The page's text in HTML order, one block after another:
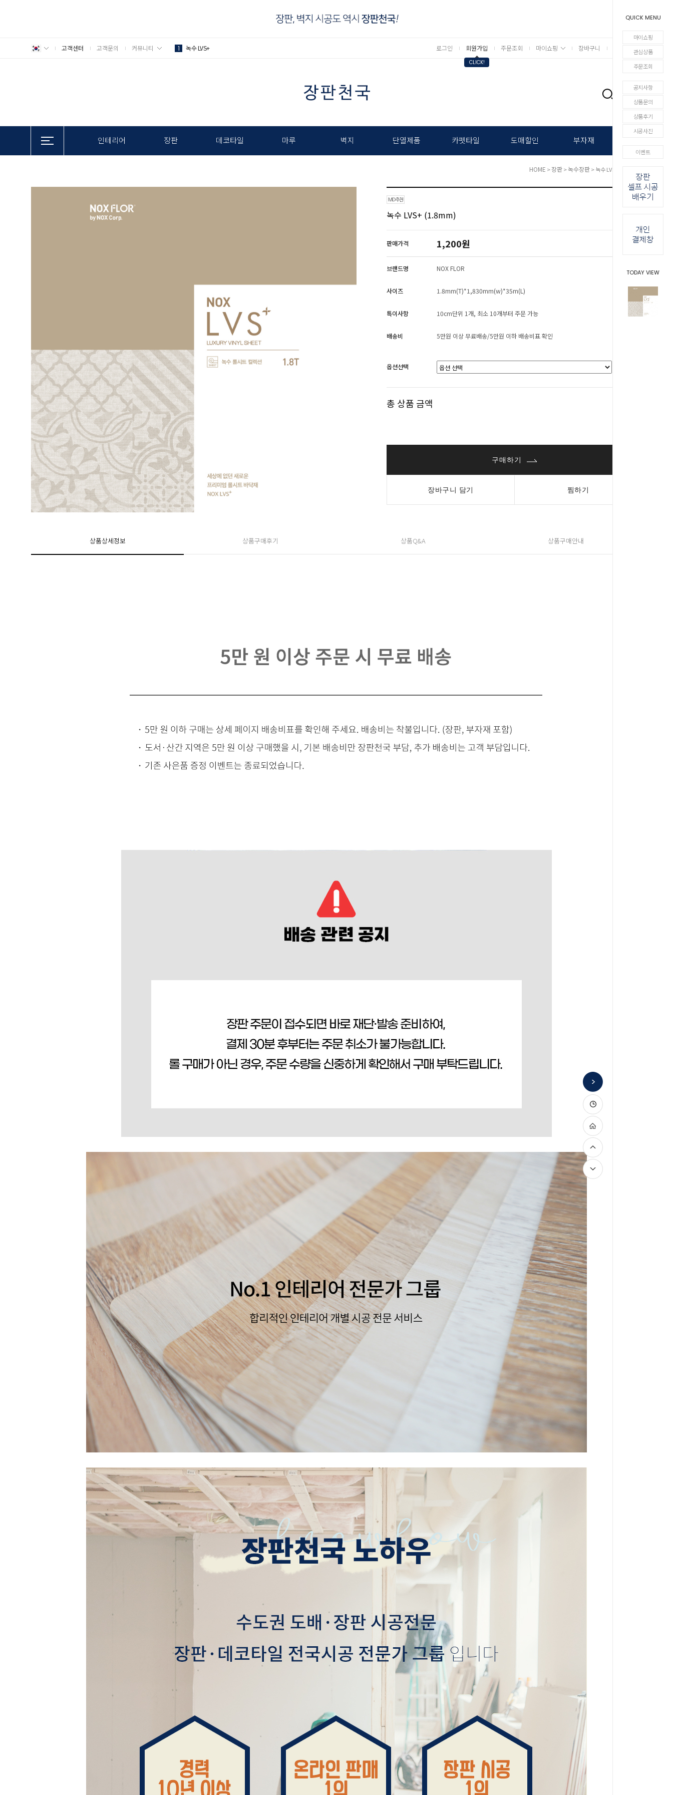
QUICK MENU
마이쇼핑
관심상품
주문조회
공지사항
상품문의
상품후기
시공사진
이벤트
TODAY VIEW
고객센터 고객문의 커뮤니티 1 녹수 LVS+ 로그인 회원가입
CLICK!
주문조회 마이쇼핑 장바구니
0
인테리어 장판 데코타일 마루 벽지 단열제품 카펫타일 도매할인 부자재
HOME >장판>녹수장판> 녹수 LVS+ (1.8mm)
녹수 LVS+ (1.8mm)
판매가격 1,200원
브랜드명 NOX FLOR
사이즈 1.8mm(T)*1,830mm(w)*35m(L)
특이사항 10cm단위 1개, 최소 10개부터 주문 가능
배송비 5만원 이상 무료배송/5만원 이하 배송비표 확인
옵션선택
총 상품 금액
구매하기
장바구니 담기 찜하기
상품상세정보 상품구매후기 상품Q&A 상품구매안내